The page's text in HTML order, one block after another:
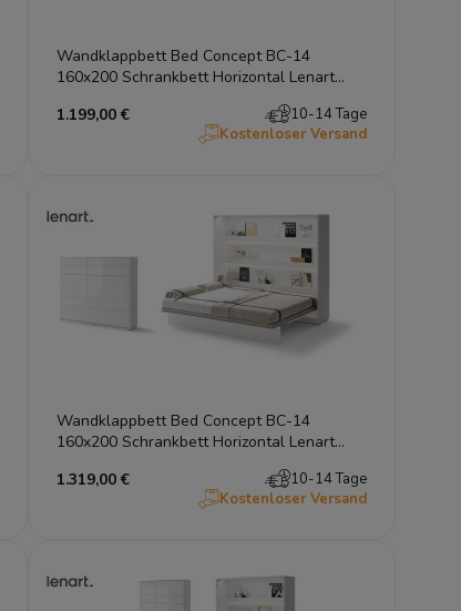
Wandklappbett Bed Concept BC-14
160x200 Schrankbett Horizontal Lenart
1.199,00 €
10-14 Tage
Kostenloser Versand
Wandklappbett Bed Concept BC-14
160x200 Schrankbett Horizontal Lenart
1.319,00 €
10-14 Tage
Kostenloser Versand